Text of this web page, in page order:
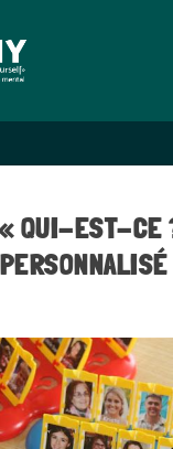
QUI-EST-CE
PERSONNALISÉ